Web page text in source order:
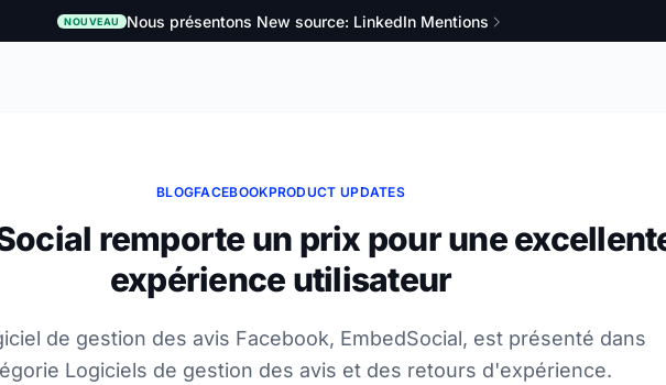
NOUVEAU Nous présentons New source: LinkedIn Mentions
BLOGFACEBOOKPRODUCT UPDATES
remporte un prix pour une
expérience utilisateur
de gestion des avis Facebook, EmbedSocial, est présenté dans
Logiciels de gestion des avis et des retours d'expérience.